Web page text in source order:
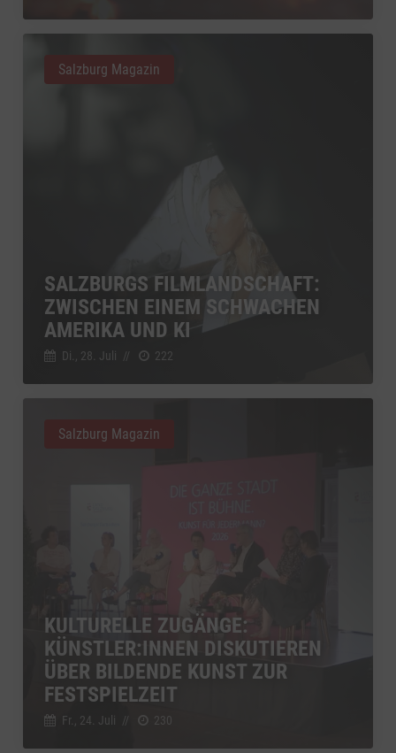
SALZBURGS FILMLANDSCHAFT:
ZWISCHEN EINEM SCHWACHEN
AMERIKA UND KI
Di., 28. Juli // 222
Salzburg Magazin
KULTURELLE ZUGÄNGE:
KÜNSTLER:INNEN DISKUTIEREN
ÜBER BILDENDE KUNST ZUR
FESTSPIELZEIT
Fr., 24. Juli // 230
Salzburg Magazin